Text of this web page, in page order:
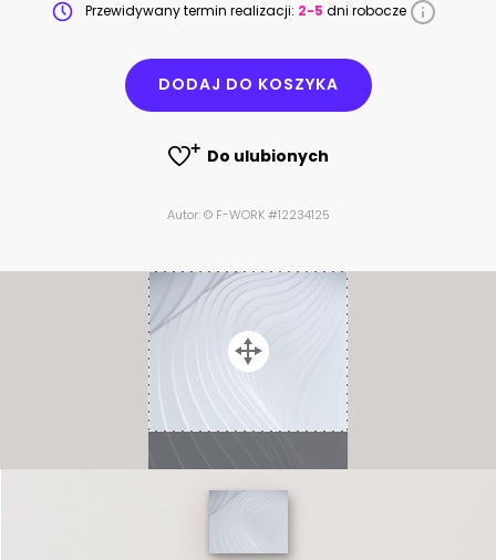
Przewidywany termin realizacji: 2-5 dni robocze
DODAJ DO KOSZYKA
Do ulubionych
Autor: © F-WORK #12234125